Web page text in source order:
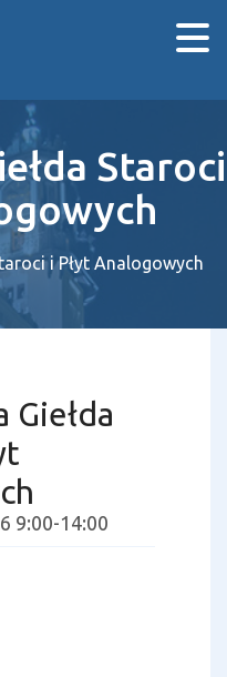
Staroci
i Płyt Analogowych
Giełda
9:00-14:00